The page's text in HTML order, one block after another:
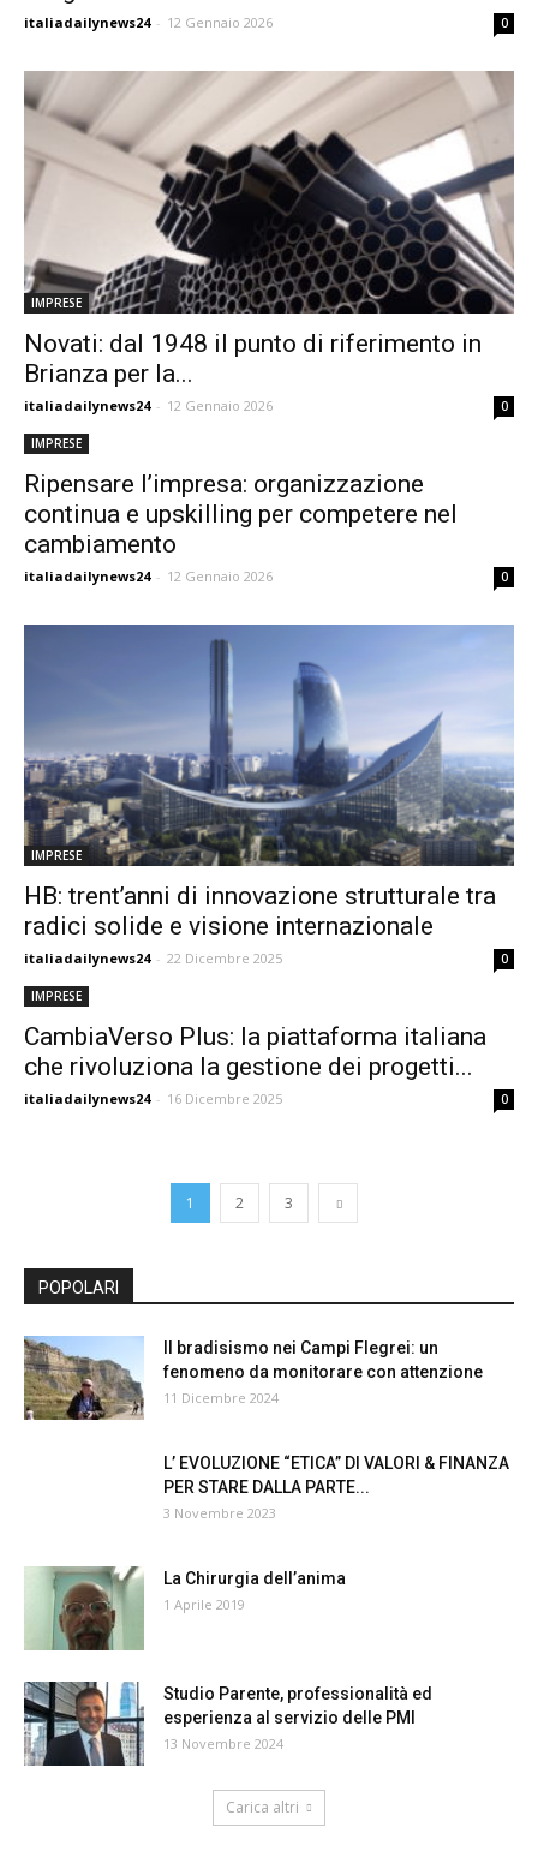
italiadailynews24 - 12 Gennaio 2026 0
IMPRESE
Novati: dal 1948 il punto di riferimento in
Brianza per la...
italiadailynews24 - 12 Gennaio 2026 0
IMPRESE
Ripensare l’impresa: organizzazione
continua e upskilling per competere nel
cambiamento
italiadailynews24 - 12 Gennaio 2026 0
IMPRESE
HB: trent’anni di innovazione strutturale tra
radici solide e visione internazionale
italiadailynews24 - 22 Dicembre 2025 0
IMPRESE
CambiaVerso Plus: la piattaforma italiana
che rivoluziona la gestione dei progetti...
italiadailynews24 - 16 Dicembre 2025 0
1 2 3
POPOLARI
Il bradisismo nei Campi Flegrei: un
fenomeno da monitorare con attenzione
11 Dicembre 2024
L’ EVOLUZIONE “ETICA” DI VALORI & FINANZA
PER STARE DALLA PARTE...
3 Novembre 2023
La Chirurgia dell’anima
1 Aprile 2019
Studio Parente, professionalità ed
esperienza al servizio delle PMI
13 Novembre 2024
Carica altri